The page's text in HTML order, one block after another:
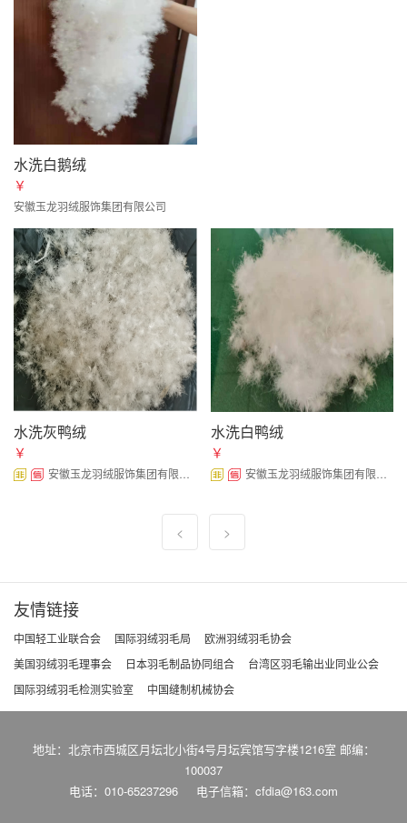
水洗白鹅绒
￥
安徽玉龙羽绒服饰集团有限公司
水洗灰鸭绒
￥
安徽玉龙羽绒服饰集团有限公司
水洗白鸭绒
￥
安徽玉龙羽绒服饰集团有限公司
< >
友情链接
中国轻工业联合会 国际羽绒羽毛局
欧洲羽绒羽毛协会
美国羽绒羽毛理事会
日本羽毛制品协同组合
台湾区羽毛输出业同业公会
国际羽绒羽毛检测实验室
中国缝制机械协会
地址：北京市西城区月坛北小街4号月坛宾馆写字楼1216室 邮编：
100037
电话：010-65237296
电子信箱：cfdia@163.com